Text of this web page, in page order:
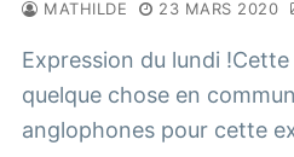
MATHILDE 23 MARS 2020
Expression du lundi
quelque chose en
anglophones pour cette